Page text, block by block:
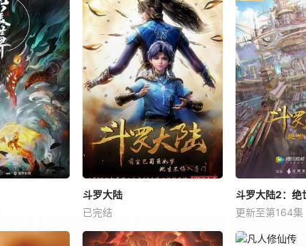
斗罗大陆
已完结
斗罗大陆2：绝
更新至第164集